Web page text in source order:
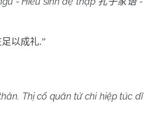
以成礼.”
Thị cố quân tử chi hiệp túc dĩ